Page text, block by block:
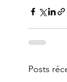
Posts